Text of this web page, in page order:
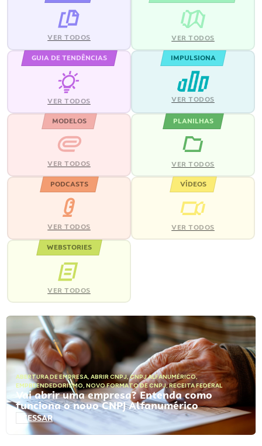
VER TODOS VER TODOS
GUIA DE TENDÊNCIAS
VER TODOS
IMPULSIONA
VER TODOS
MODELOS
VER TODOS
PLANILHAS
VER TODOS
PODCASTS
VER TODOS
VÍDEOS
VER TODOS
WEBSTORIES
VER TODOS
ABERTURA DE EMPRESA, ABRIR CNPJ,CNPJ ALFANUMÉRICO,
EMPREENDEDORISMO, NOVO FORMATO DE CNPJ,RECEITA FEDERAL
Vai abrir uma empresa? Entenda como
funciona o novo CNPJ Alfanumérico
ACESSAR